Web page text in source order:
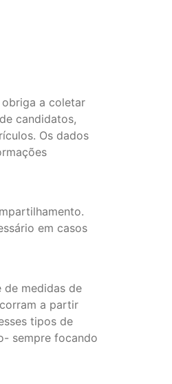
a coletar
candidatos,
Os dados
em casos
de medidas de
a partir
tipos de
sempre focando